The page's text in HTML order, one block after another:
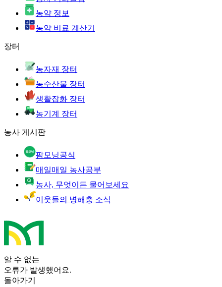
농약 정보
농약 비료 계산기
장터
농자재 장터
농수산물 장터
생활잡화 장터
농기계 장터
농사 게시판
팜모닝공식
매일매일 농사공부
농사, 무엇이든 물어보세요
이웃들의 병해충 소식
알 수 없는
오류가 발생했어요.
돌아가기